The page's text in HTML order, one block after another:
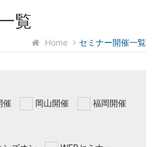
覧
Home セミナー開催一覧
催 岡山開催 福岡開催